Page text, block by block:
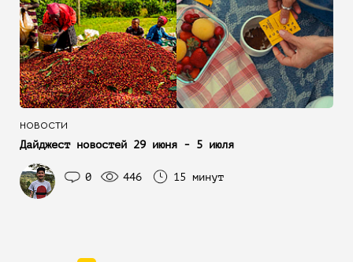
НОВОСТИ
Дайджест новостей 29 июня - 5 июля
0 446 15 минут